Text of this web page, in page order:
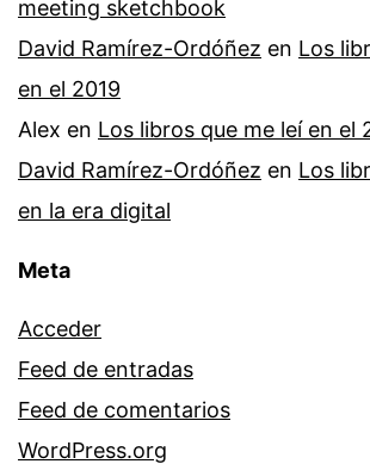
meeting sketchbook
David Ramírez-Ordóñez en Los
en el 2019
Alex en Los libros que me leí en el
David Ramírez-Ordóñez en Los
en la era digital
Meta
Acceder
Feed de entradas
Feed de comentarios
WordPress.org